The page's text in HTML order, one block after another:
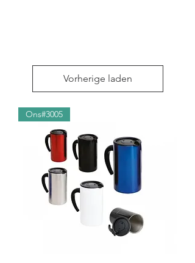
Vorherige laden
Ons#3005